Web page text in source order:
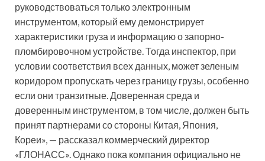
руководствоваться только электронным
инструментом, который ему демонстрирует
характеристики груза и информацию о запорно-
пломбировочном устройстве. Тогда инспектор, при
условии соответствия всех данных, может зеленым
коридором пропускать через границу грузы, особенно
если они транзитные. Доверенная среда и
доверенным инструментом, в том числе, должен быть
принят партнерами со стороны Китая, Япония,
Кореи», — рассказал коммерческий директор
«ГЛОНАСС». Однако пока компания официально не